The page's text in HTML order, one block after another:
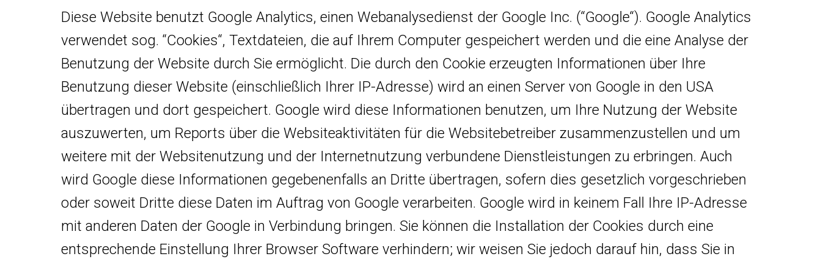
Diese Website benutzt Google Analytics, einen Webanalysedienst der Google Inc. (“Google“). Google Analytics
verwendet sog. “Cookies“, Textdateien, die auf Ihrem Computer gespeichert werden und die eine Analyse der
Benutzung der Website durch Sie ermöglicht. Die durch den Cookie erzeugten Informationen über Ihre
Benutzung dieser Website (einschließlich Ihrer IP-Adresse) wird an einen Server von Google in den USA
übertragen und dort gespeichert. Google wird diese Informationen benutzen, um Ihre Nutzung der Website
auszuwerten, um Reports über die Websiteaktivitäten für die Websitebetreiber zusammenzustellen und um
weitere mit der Websitenutzung und der Internetnutzung verbundene Dienstleistungen zu erbringen. Auch
wird Google diese Informationen gegebenenfalls an Dritte übertragen, sofern dies gesetzlich vorgeschrieben
oder soweit Dritte diese Daten im Auftrag von Google verarbeiten. Google wird in keinem Fall Ihre IP-Adresse
mit anderen Daten der Google in Verbindung bringen. Sie können die Installation der Cookies durch eine
entsprechende Einstellung Ihrer Browser Software verhindern; wir weisen Sie jedoch darauf hin, dass Sie in